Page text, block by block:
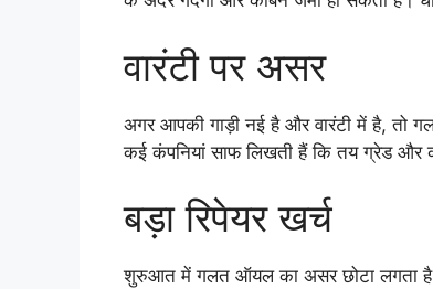
वारंटी पर असर
अगर आपकी गाड़ी नई है और वारंटी में है, तो
कई कंपनियां साफ लिखती हैं कि तय ग्रेड और
बड़ा रिपेयर खर्च
शुरुआत में गलत ऑयल का असर छोटा लगता